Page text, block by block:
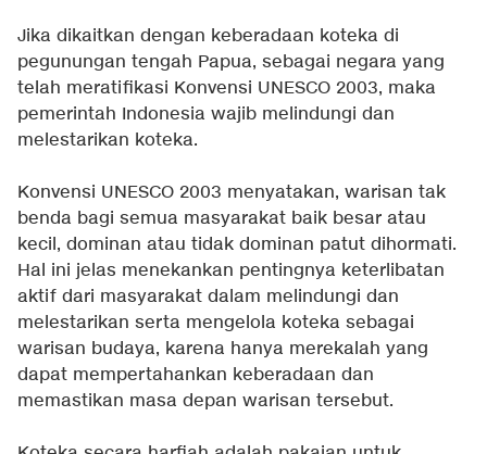
Jika dikaitkan dengan keberadaan koteka di
pegunungan tengah Papua, sebagai negara yang
telah meratifikasi Konvensi UNESCO 2003, maka
pemerintah Indonesia wajib melindungi dan
melestarikan koteka.
Konvensi UNESCO 2003 menyatakan, warisan tak
benda bagi semua masyarakat baik besar atau
kecil, dominan atau tidak dominan patut dihormati.
Hal ini jelas menekankan pentingnya keterlibatan
aktif dari masyarakat dalam melindungi dan
melestarikan serta mengelola koteka sebagai
warisan budaya, karena hanya merekalah yang
dapat mempertahankan keberadaan dan
memastikan masa depan warisan tersebut.